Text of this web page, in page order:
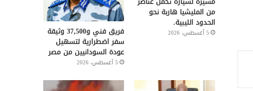
من المليشيا هاربة نحو
الحدود الليبية.
5 أغسطس، 2026 فريق فني و37,500 وثيقة
سفر اضطرارية لتسهيل
عودة السودانيين من مصر
5 أغسطس، 2026